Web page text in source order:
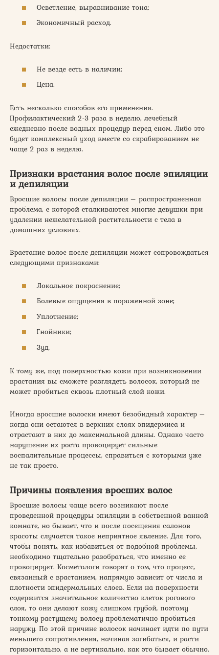
Осветление, выравнивание тона;
Экономичный расход.
Недостатки:
Не везде есть в наличии;
Цена.
Есть несколько способов его применения.
Профилактический 2-3 раза в неделю, лечебный
ежедневно после водных процедур перед сном. Либо это
будет комплексный уход вместе со скрабированием не
чаще 2 раз в неделю.
Признаки врастания волос после эпиляции
и депиляции
Вросшие волосы после депиляции – распространенная
проблема, с которой сталкиваются многие девушки при
удалении нежелательной растительности с тела в
домашних условиях.
Врастание волос после депиляции может сопровождаться
следующими признаками:
Локальное покраснение;
Болевые ощущения в пораженной зоне;
Уплотнение;
Гнойники;
Зуд.
К тому же, под поверхностью кожи при возникновении
врастания вы сможете разглядеть волосок, который не
может пробиться сквозь плотный слой кожи.
Иногда вросшие волоски имеют безобидный характер –
когда они остаются в верхних слоях эпидермиса и
отрастают в них до максимальной длины. Однако часто
нарушение их роста провоцирует сильные
воспалительные процессы, справиться с которыми уже
не так просто.
Причины появления вросших волос
Вросшие волосы чаще всего возникают после
проведенной процедуры эпиляции в собственной ванной
комнате, но бывает, что и после посещения салонов
красоты случается такое неприятное явление. Для того,
чтобы понять, как избавиться от подобной проблемы,
необходимо тщательно разобраться, что именно ее
провоцирует. Косметологи говорят о том, что процесс,
связанный с врастанием, напрямую зависит от числа и
плотности эпидермальных слоев. Если на поверхности
содержится значительное количество клеток рогового
слоя, то они делают кожу слишком грубой, поэтому
тонкому растущему волосу проблематично пробиться
наружу. По этой причине волосок начинает идти по пути
меньшего сопротивления, начиная загибаться, и расти
горизонтально, а не вертикально, как это бывает обычно.